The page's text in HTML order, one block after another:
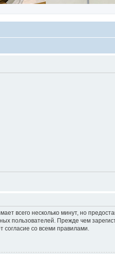
всего несколько минут, но
пользователей. Прежде чем
со всеми правилами.